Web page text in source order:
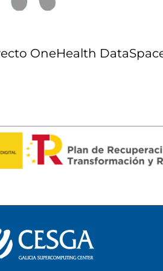
OneHealth